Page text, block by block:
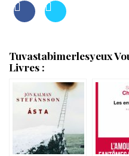
Tuvastabimerlesyeux
Livres :